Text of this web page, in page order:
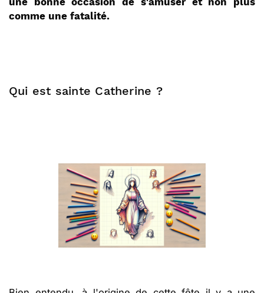
comme une fatalité.
Qui est sainte Catherine ?